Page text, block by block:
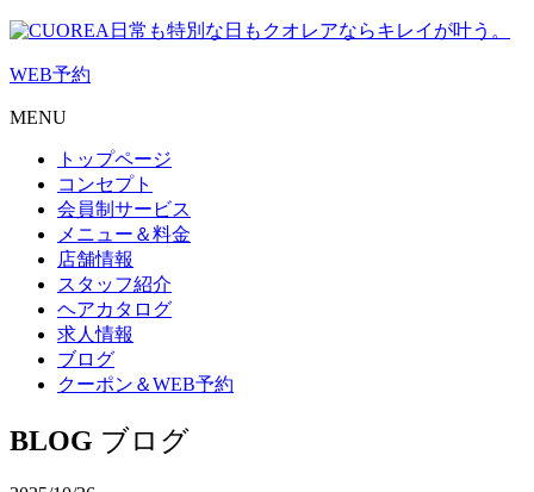
日常も特別な日もクオレアならキレイが叶う。
WEB予約
MENU
トップページ
コンセプト
会員制サービス
メニュー＆料金
店舗情報
スタッフ紹介
ヘアカタログ
求人情報
ブログ
クーポン＆WEB予約
BLOG ブログ